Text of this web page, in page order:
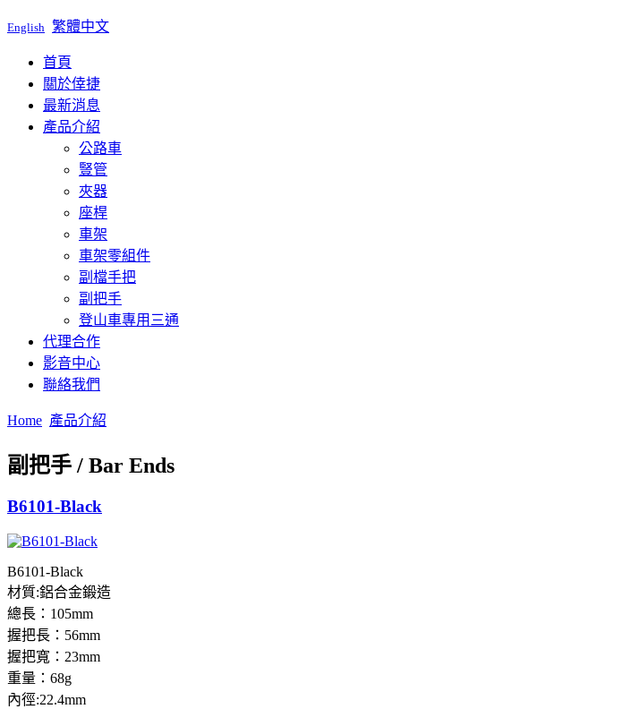
English 繁體中文
首頁
關於倖捷
最新消息
產品介紹
公路車
豎管
夾器
座桿
車架
車架零組件
副檔手把
副把手
登山車專用三通
代理合作
影音中心
聯絡我們
Home 產品介紹
副把手 / Bar Ends
B6101-Black
B6101-Black
材質:鋁合金鍛造
總長：105mm
握把長：56mm
握把寬：23mm
重量：68g
內徑:22.4mm